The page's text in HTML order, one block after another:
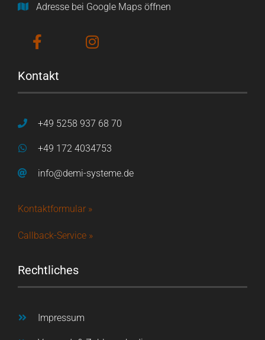
Adresse bei Google Maps öffnen
Kontakt
+49 5258 937 68 70
+49 172 4034753
info@demi-systeme.de
Kontaktformular »
Callback-Service »
Rechtliches
Impressum